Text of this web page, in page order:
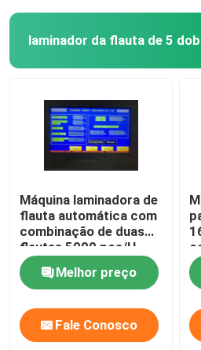
laminador da flauta de 5
Máquina laminadora de
flauta automática com
combinação de duas
flautas 5000 pçs/H
DW-1650
Melhor preço
Fale Conosco